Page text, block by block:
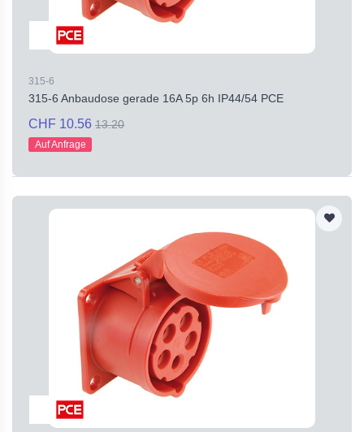
315-6
315-6 Anbaudose gerade 16A 5p 6h IP44/54 PCE
CHF 10.56 13.20
Auf Anfrage